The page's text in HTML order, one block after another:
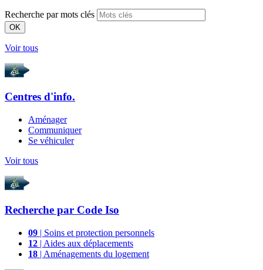
Recherche par mots clés
OK
Voir tous
Centres d'info.
Aménager
Communiquer
Se véhiculer
Voir tous
Recherche par Code Iso
09 | Soins et protection personnels
12 | Aides aux déplacements
18 | Aménagements du logement